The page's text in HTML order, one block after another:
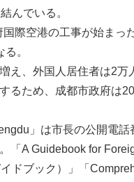
んでいる。
際空港の工事が始まっ
。
え、外国人居住者は2万
るため、成都市政府は
」は市長の公開電
「A Guidebook for
ドブック）」「